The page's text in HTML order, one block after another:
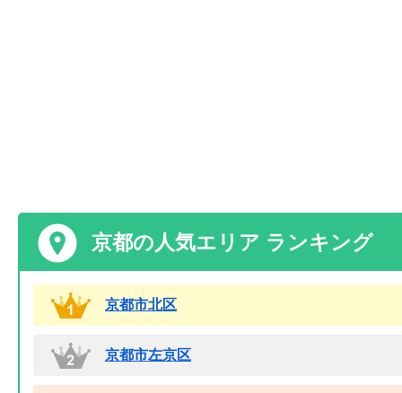
京都の人気エリア ランキング
京都市北区
京都市左京区